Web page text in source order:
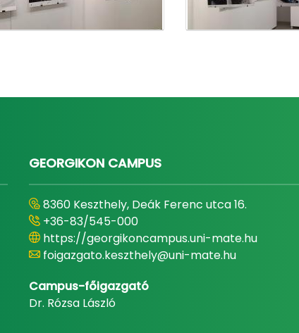
GEORGIKON CAMPUS
8360 Keszthely, Deák Ferenc utca 16.
+36-83/545-000
https://georgikoncampus.uni-mate.hu
foigazgato.keszthely@uni-mate.hu
Campus-főigazgató
Dr. Rózsa László